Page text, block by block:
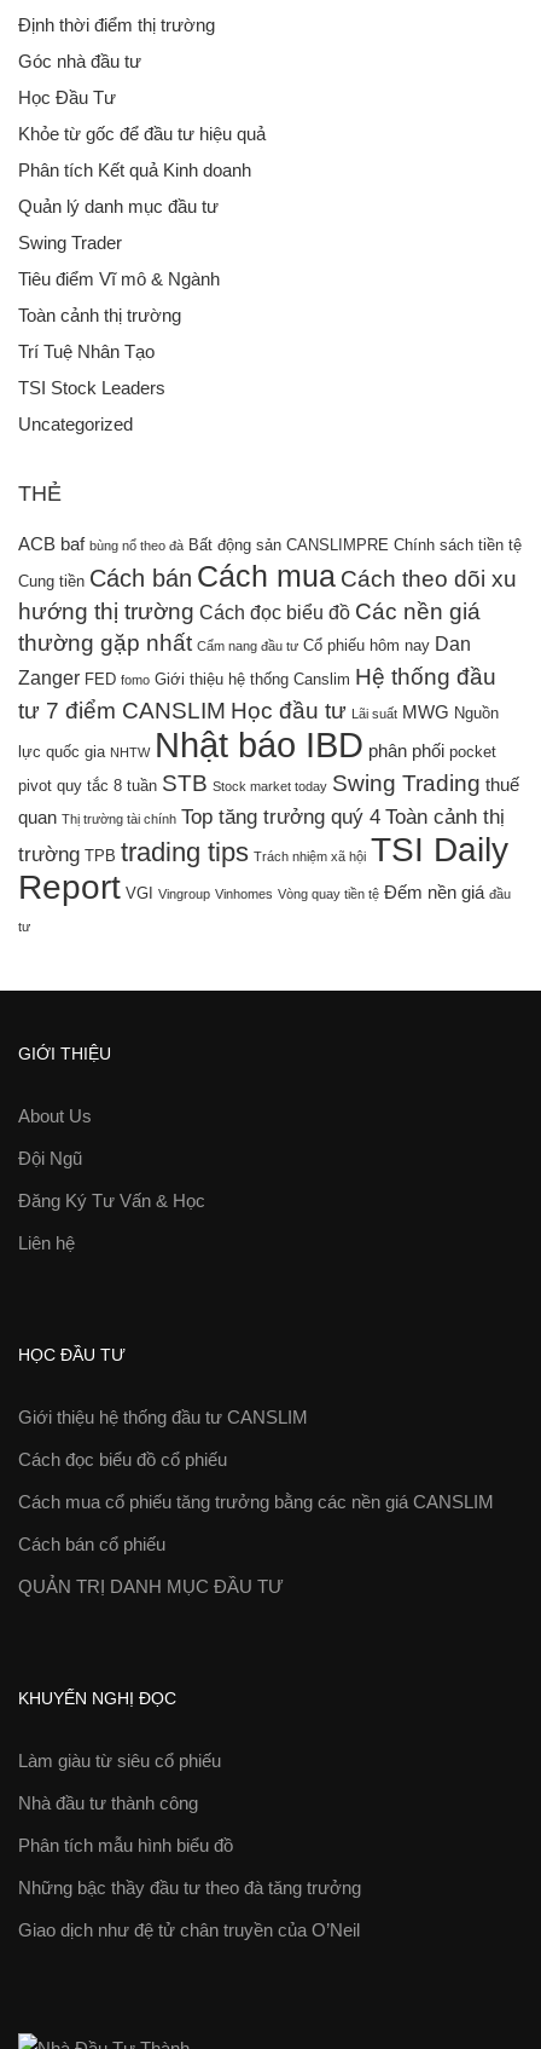
Định thời điểm thị trường
Góc nhà đầu tư
Học Đầu Tư
Khỏe từ gốc để đầu tư hiệu quả
Phân tích Kết quả Kinh doanh
Quản lý danh mục đầu tư
Swing Trader
Tiêu điểm Vĩ mô & Ngành
Toàn cảnh thị trường
Trí Tuệ Nhân Tạo
TSI Stock Leaders
Uncategorized
THẺ
ACB baf bùng nổ theo đà Bất động sản CANSLIMPRE Chính sách tiền tệ
Cung tiền Cách bán Cách mua Cách theo dõi xu
hướng thị trường Cách đọc biểu đồ Các nền giá
thường gặp nhất Cẩm nang đầu tư Cổ phiếu hôm nay Dan
Zanger FED fomo Giới thiệu hệ thống Canslim Hệ thống đầu
tư 7 điểm CANSLIM Học đầu tư Lãi suất MWG Nguồn
lực quốc gia NHTW Nhật báo IBD phân phối pocket
pivot quy tắc 8 tuần STB Stock market today Swing Trading thuế
quan Thị trường tài chính Top tăng trưởng quý 4 Toàn cảnh thị
trường TPB trading tips Trách nhiệm xã hội TSI Daily
Report VGI Vingroup Vinhomes Vòng quay tiền tệ Đếm nền giá đầu
tư
GIỚI THIỆU
About Us
Đội Ngũ
Đăng Ký Tư Vấn & Học
Liên hệ
HỌC ĐẦU TƯ
Giới thiệu hệ thống đầu tư CANSLIM
Cách đọc biểu đồ cổ phiếu
Cách mua cổ phiếu tăng trưởng bằng các nền giá CANSLIM
Cách bán cổ phiếu
QUẢN TRỊ DANH MỤC ĐẦU TƯ
KHUYẾN NGHỊ ĐỌC
Làm giàu từ siêu cổ phiếu
Nhà đầu tư thành công
Phân tích mẫu hình biểu đồ
Những bậc thầy đầu tư theo đà tăng trưởng
Giao dịch như đệ tử chân truyền của O’Neil